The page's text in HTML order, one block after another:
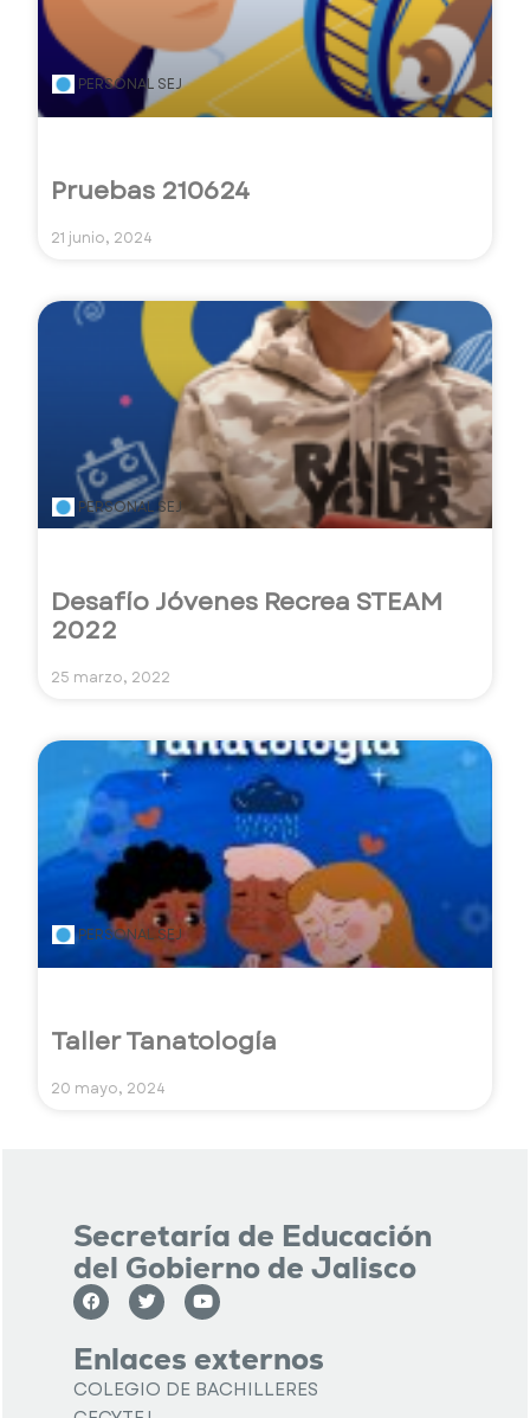
PERSONAL SEJ
Pruebas 210624
21 junio, 2024
PERSONAL SEJ
Desafío Jóvenes Recrea STEAM
2022
25 marzo, 2022
PERSONAL SEJ
Taller Tanatología
20 mayo, 2024
Secretaría de Educación
del Gobierno de Jalisco
Enlaces externos
COLEGIO DE BACHILLERES